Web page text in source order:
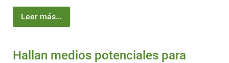
Leer más...
Hallan medios potenciales para